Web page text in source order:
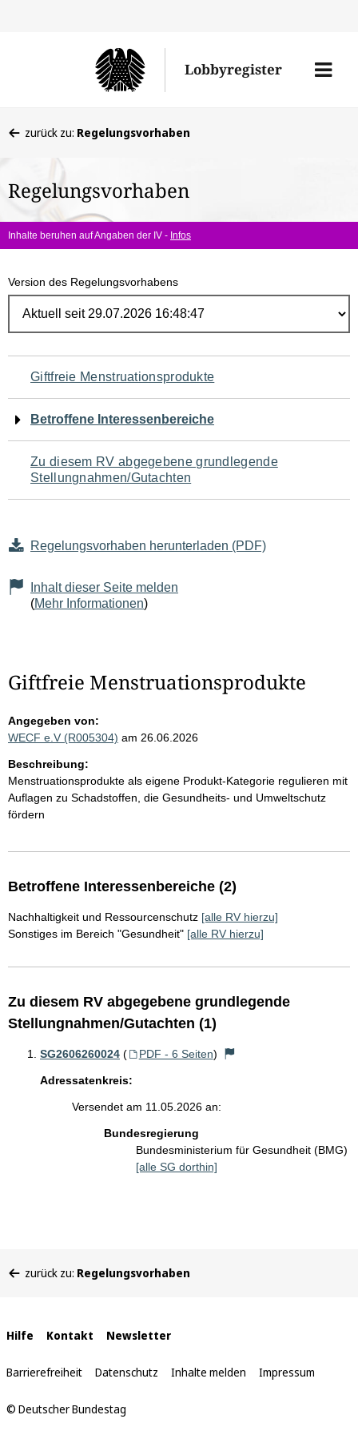
Lobbyregister
Menü
befinden
hier:
zurück zu: Regelungsvorhaben
Regelungsvorhaben
Inhalte beruhen auf Angaben der IV - Infos
Version des Regelungsvorhabens
Navigation
für
den
Seiteninhalt
Giftfreie Menstruationsprodukte
Betroffene Interessenbereiche
Zu diesem RV abgegebene grundlegende
Stellungnahmen/Gutachten
Regelungsvorhaben herunterladen (PDF)
Inhalt dieser Seite melden
(Mehr Informationen)
Giftfreie Menstruationsprodukte
Angegeben von:
WECF e.V (R005304) am 26.06.2026
Beschreibung:
Menstruationsprodukte als eigene Produkt-Kategorie regulieren mit
Auflagen zu Schadstoffen, die Gesundheits- und Umweltschutz
fördern
Betroffene Interessenbereiche (2)
Nachhaltigkeit und Ressourcenschutz [alle RV hierzu]
Sonstiges im Bereich "Gesundheit" [alle RV hierzu]
Zu diesem RV abgegebene grundlegende
Stellungnahmen/Gutachten (1)
SG2606260024 ( PDF - 6 Seiten)
Adressatenkreis:
Versendet am 11.05.2026 an:
Bundesregierung
Bundesministerium für Gesundheit (BMG)
[alle SG dorthin]
befinden
zurück zu: Regelungsvorhaben
Interne
Links
Hilfe Kontakt Newsletter
Barrierefreiheit Datenschutz Inhalte melden Impressum
© Deutscher Bundestag